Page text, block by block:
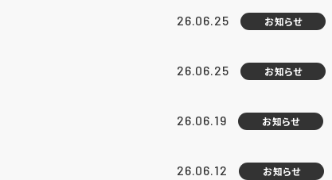
26.06.25 お知らせ
26.06.25 お知らせ
26.06.19 お知らせ
26.06.12 お知らせ